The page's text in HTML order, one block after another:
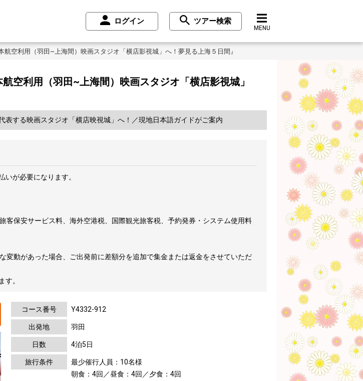
ログイン ツアー検索
MENU
航空利用（羽田~上海間）映画スタジオ「横店影視城」へ！夢見る上海５日間』
空利用（羽田~上海間）映画スタジオ「横店影視城」
表する映画スタジオ「横店映視城」へ！／現地日本語ガイドがご案内
が必要になります。
保安サービス料、海外空港税、国際観光旅客税、予約発券・システム使用料
変動があった場合、ご出発前に差額分を追加で集金または返金をさせていただ
す。
コース番号 Y4332-912
出発地 羽田
日数 4泊5日
旅行条件
最少催行人員：10名様
朝食：4回／昼食：4回／夕食：4回